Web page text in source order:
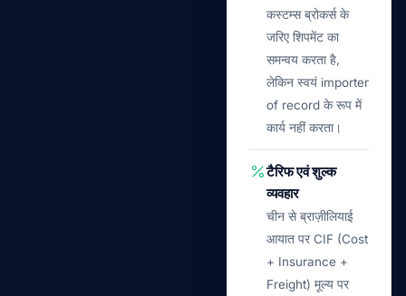
कस्टम्स ब्रोकर्स के
जरिए शिपमेंट का
समन्वय करता है,
लेकिन स्वयं importer
of record के रूप में
कार्य नहीं करता।
टैरिफ एवं शुल्क
व्यवहार
चीन से ब्राज़ीलियाई
आयात पर CIF (Cost
+ Insurance +
Freight) मूल्य पर